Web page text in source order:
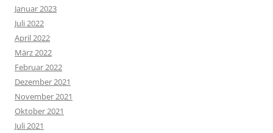
Januar 2023
Juli 2022
April 2022
März 2022
Februar 2022
Dezember 2021
November 2021
Oktober 2021
Juli 2021